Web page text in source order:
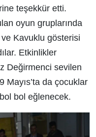
teşekkür etti.
oyun gruplarında
Kavuklu gösterisi
Etkinlikler
Değirmenci sevilen
Mayıs’ta da çocuklar
bol eğlenecek.